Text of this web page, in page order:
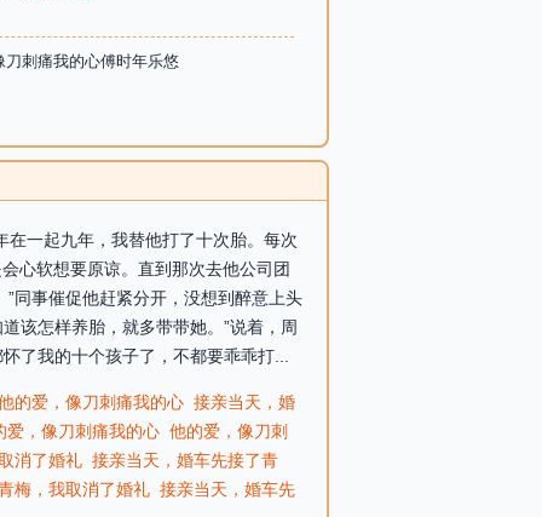
刺痛我的心傅时年乐悠
一起九年，我替他打了十次胎。每次
心软想要原谅。直到那次去他公司团
同事催促他赶紧分开，没想到醉意上头
该怎样养胎，就多带带她。”说着，周
了我的十个孩子了，不都要乖乖打...
的爱，像刀刺痛我的心 接亲当天，婚
爱，像刀刺痛我的心 他的爱，像刀刺
消了婚礼 接亲当天，婚车先接了青
梅，我取消了婚礼 接亲当天，婚车先